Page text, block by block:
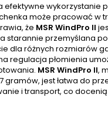
efektywne wykorzystanie
może pracować w
że MSR WindPro II
starannie przemyślana
dla różnych rozmiarów
regulacja płomienia
MSR WindPro II,
gramów, jest łatwa do
i transport, co